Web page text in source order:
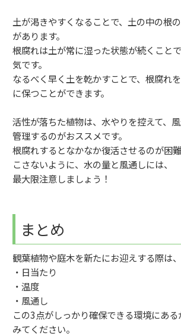
土が渇きやすくなることで、土の中の根
があります。
根腐れは土が常に湿った状態が続くこと
気です。
なるべく早く土を乾かすことで、根腐れ
に保つことができます。
活性が落ちた植物は、水やりを控えて、
管理するのがおススメです。
根腐れするとなかなか復活させるのが困
こさないように、水の量と風通しには、
最大限注意しましょう！
まとめ
観葉植物や庭木を新たにお迎えする際は、
・日当たり
・温度
・風通し
この3点がしっかり確保できる環境にあ
みてください。